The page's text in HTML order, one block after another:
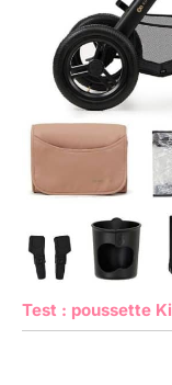
Test : poussette